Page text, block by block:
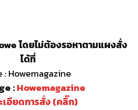
โดยไม่ต้องรอหาตามแผงสั่ง
ได้ที่
: Howemagazine
:Howemagazine
เอียดการสั่ง (คลิ๊ก)